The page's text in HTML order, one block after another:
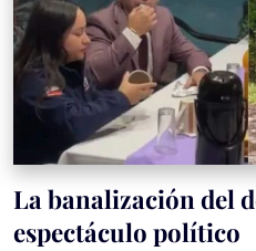
La banalización del
espectáculo político